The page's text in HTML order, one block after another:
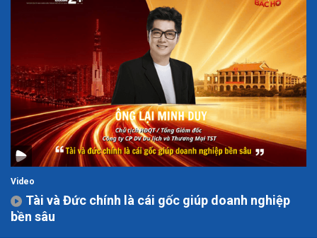
Video
Tài và Đức chính là cái gốc giúp doanh nghiệp
bền sâu